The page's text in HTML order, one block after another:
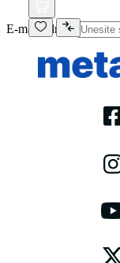
E-mail adresa